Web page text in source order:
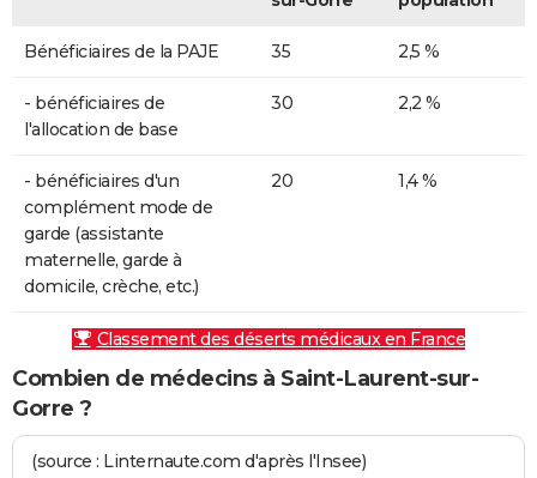
Bénéficiaires de la PAJE 35 2,5 %
- bénéficiaires de
l'allocation de base
30 2,2 %
- bénéficiaires d'un
complément mode de
garde (assistante
maternelle, garde à
domicile, crèche, etc.)
20 1,4 %
Classement des déserts médicaux en France
Combien de médecins à Saint-Laurent-sur-
Gorre ?
(source : Linternaute.com d'après l'Insee)